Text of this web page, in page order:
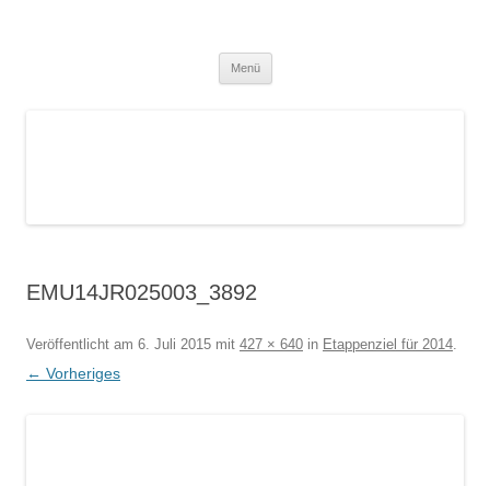
– Gesundes Leben
Menü
EMU14JR025003_3892
Veröffentlicht am 6. Juli 2015 mit 427 × 640 in Etappenziel für 2014.
← Vorheriges